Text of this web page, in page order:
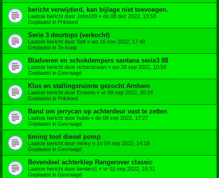
bericht verwijderd, kan bijlage niet toevoegen.
Laatste bericht door John109 « do 08 dec 2022, 13:53
Geplaatst in Prikbord
Serie 3 deurtops (verkocht)
Laatste bericht door Self « wo 16 nov 2022, 17:49
Geplaatst in Te koop
Bladveren en schokdempers santana serie3 88
Laatste bericht door richardzwart « wo 28 sep 2022, 10:58
Geplaatst in Gevraagd
Klus en stallingsruimte gezocht Arnhem
Laatste bericht door Ernesto « vr 09 sep 2022, 20:24
Geplaatst in Prikbord
Band om jerrycan op achterdeur vast te zetten
Laatste bericht door hublo « do 08 sep 2022, 17:27
Geplaatst in Gevraagd
timing tool diesel pomp
Laatste bericht door minky « zo 04 sep 2022, 14:18
Geplaatst in Gevraagd
Bovendeel achterklep Rangerover classic
Laatste bericht door benlaro1 « vr 02 sep 2022, 16:31
Geplaatst in Gevraagd